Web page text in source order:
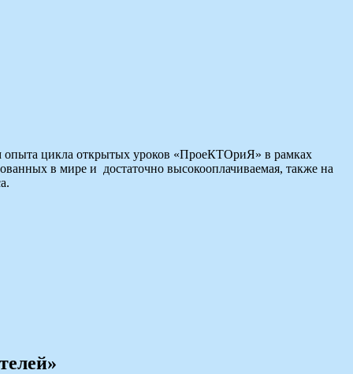
цикла открытых уроков «ПроеКТОриЯ» в рамках
в мире и достаточно высокооплачиваемая, также на